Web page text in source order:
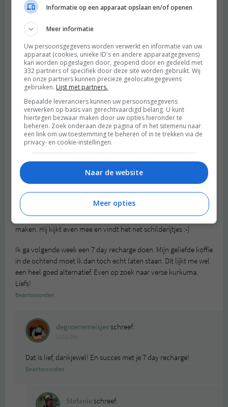
geniaal idee, het is inderdaad goed voor je gezondheid, dus
waarom eigenlijk niet? Lijkt me heel apart maar wel lekker! Ook
leuk dat het een ander kleurtje krijgt natuurlijk!
Beantwoorden
evaschreef:
2016 OM
Jaaa! Heel lekker! Bovendien wordt kurkuma ook binnen de
natuurvoeding gebruikt. Inderdaad om zijn verwarmende en
ontstekingsremmende kwaliteiten!
Liefs!
Beantwoorden
schreef:
2016 OM
Wauw! Dit ziet er echt zo lekker uit. En die foto’s, te mooi
gewoon. Zeg net tegen mijn man dat jullie zulke mooie foto’s
maken. Hij kijkt even mee en vindt het net schilderijtjes :-)
Ik ga volgende week een 7 day recharge doen. Mijn geliefde koffie
in de ochtend moet ik dan toch echt laten staan. Dit lijkt me wel
een heel goed alternatief. Even op zoek naar verse kurkuma.
Liefs!
Beantwoorden
degroenemeisjesschreef:
Dat is lief, dankjewel! En succes met je 7 day recharge!
Beantwoorden
Stefanieschreef:
Informatie op een apparaat opslaan en/of openen
Meer informatie
Uw persoonsgegevens worden verwerkt en informatie van uw
apparaat (cookies, unieke ID's en andere apparaatgegevens)
kan worden opgeslagen door, geopend door en gedeeld met
332 partners of specifiek door deze site worden gebruikt. Wij
en onze partners kunnen precieze geolocatiegegevens
gebruiken. Lijst met partners.
Bepaalde leveranciers kunnen uw persoonsgegevens
verwerken op basis van gerechtvaardigd belang. U kunt
hiertegen bezwaar maken door uw opties hieronder te
beheren. Zoek onderaan deze pagina of in het sitemenu naar
een link om uw toestemming te beheren of in te trekken via de
privacy- en cookie-instellingen.
Naar de website
Meer opties